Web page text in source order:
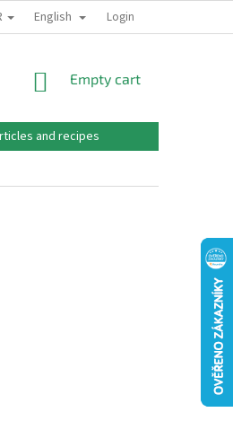
ÚDAJŮ SUBSCRIPTION
English Login
SHOPPING
Empty cart
and recipes